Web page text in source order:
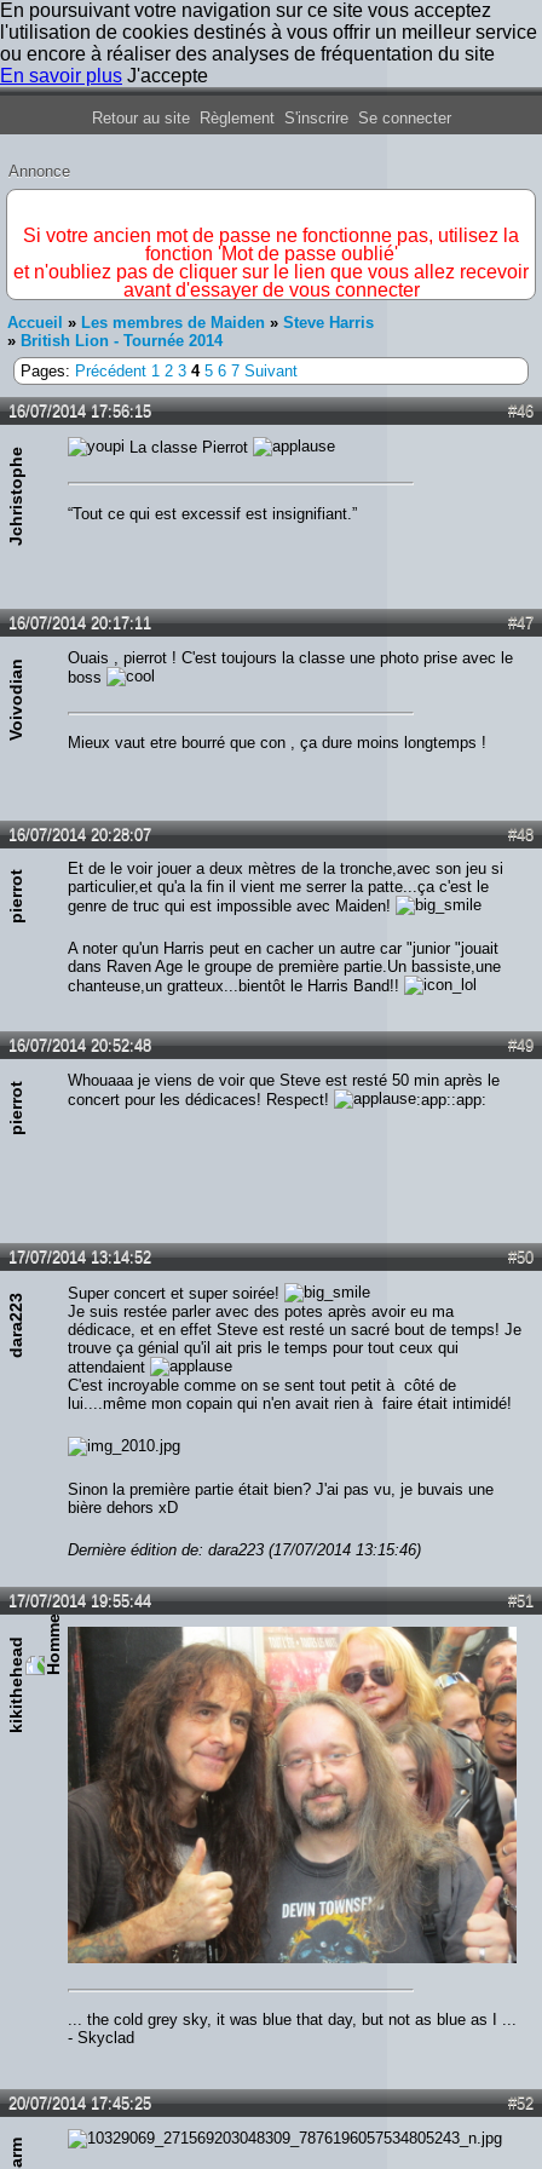
En poursuivant votre navigation sur ce site vous acceptez
l'utilisation de cookies destinés à vous offrir un meilleur service
ou encore à réaliser des analyses de fréquentation du site
En savoir plus J'accepte
Forum Iron Maiden France
Retour au site Règlement S'inscrire Se connecter
Annonce
Si votre ancien mot de passe ne fonctionne pas, utilisez la
fonction 'Mot de passe oublié'
et n'oubliez pas de cliquer sur le lien que vous allez recevoir
avant d'essayer de vous connecter
Accueil » Les membres de Maiden » Steve Harris
» British Lion - Tournée 2014
Pages: Précédent 1 2 3 4 5 6 7 Suivant
#46
16/07/2014 17:56:15
Jchristophe La classe Pierrot
“Tout ce qui est excessif est insignifiant.”
#47
16/07/2014 20:17:11
Voivodian
Ouais , pierrot ! C'est toujours la classe une photo prise avec le
boss
Mieux vaut etre bourré que con , ça dure moins longtemps !
#48
16/07/2014 20:28:07
pierrot
Et de le voir jouer a deux mètres de la tronche,avec son jeu si
particulier,et qu'a la fin il vient me serrer la patte...ça c'est le
genre de truc qui est impossible avec Maiden!
A noter qu'un Harris peut en cacher un autre car "junior "jouait
dans Raven Age le groupe de première partie.Un bassiste,une
chanteuse,un gratteux...bientôt le Harris Band!!
#49
16/07/2014 20:52:48
pierrot
Whouaaa je viens de voir que Steve est resté 50 min après le
concert pour les dédicaces! Respect!
:app::app:
#50
17/07/2014 13:14:52
dara223
Super concert et super soirée!
Je suis restée parler avec des potes après avoir eu ma
dédicace, et en effet Steve est resté un sacré bout de temps! Je
trouve ça génial qu'il ait pris le temps pour tout ceux qui
attendaient
C'est incroyable comme on se sent tout petit à côté de
lui....même mon copain qui n'en avait rien à faire était intimidé!
Sinon la première partie était bien? J'ai pas vu, je buvais une
bière dehors xD
Dernière édition de: dara223 (17/07/2014 13:15:46)
#51
17/07/2014 19:55:44
kikithehead
... the cold grey sky, it was blue that day, but not as blue as I ...
- Skyclad
#52
20/07/2014 17:45:25